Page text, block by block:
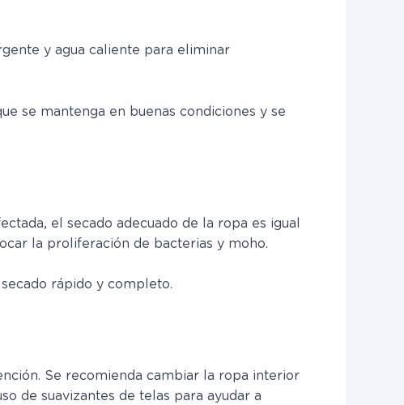
y agua caliente para eliminar
se mantenga en buenas condiciones y se
el secado adecuado de la ropa es igual
la proliferación de bacterias y moho.
rápido y completo.
Se recomienda cambiar la ropa interior
de suavizantes de telas para ayudar a